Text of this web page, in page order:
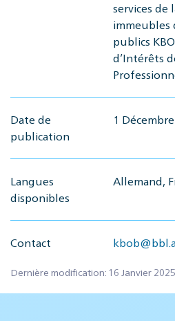
services de
immeubles
publics
d’Intérêts
Date de
publication
1
Langues
disponibles
Allemand,
Contact
Dernière modification: 16 Janvier 2025